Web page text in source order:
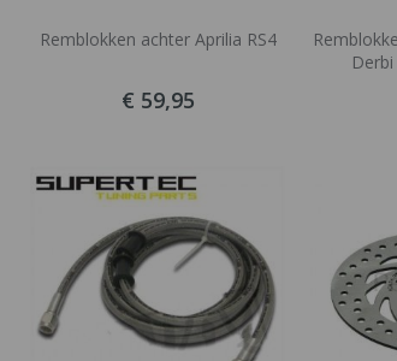
Remblokken achter Aprilia RS4
€ 59,95